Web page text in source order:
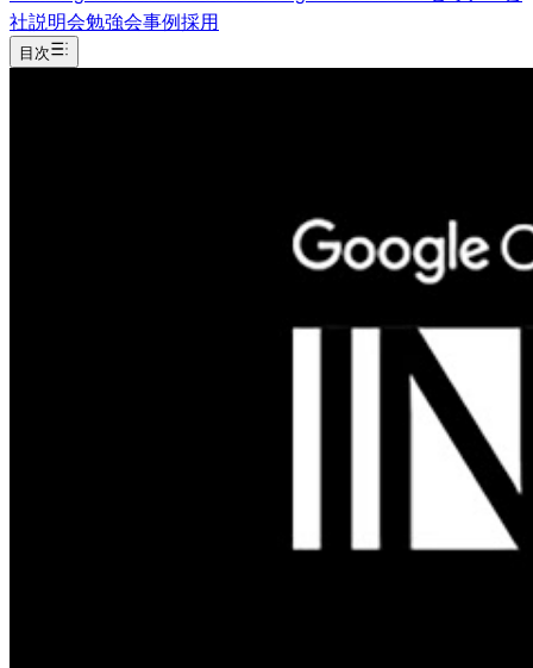
社説明会勉強会事例採用
目次